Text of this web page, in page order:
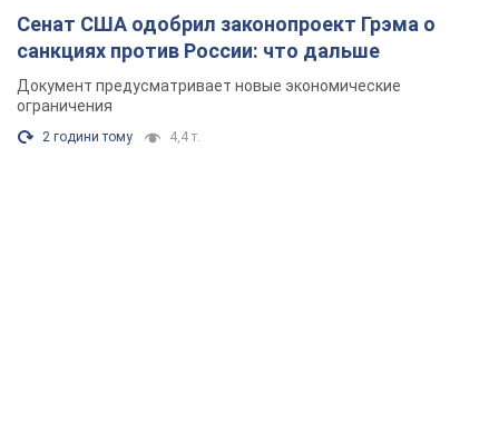
Сенат США одобрил законопроект Грэма о
санкциях против России: что дальше
Документ предусматривает новые экономические
ограничения
2 години тому 4,4 т.